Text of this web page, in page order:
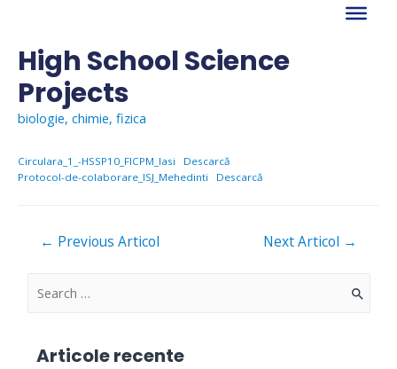
contentHigh School Science
Projects
biologie, chimie, fizica
Circulara_1_-HSSP10_FICPM_Iasi
Descarcă
Protocol-de-colaborare_ISJ_Mehedinti
Descarcă
Navigare
← Previous Articol Next Articol →
S
Articole recente